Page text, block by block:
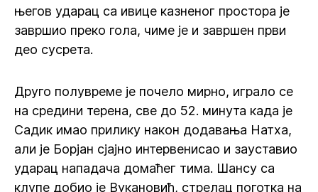
његов ударац са ивице казненог простора је
завршио преко гола, чиме је и завршен први
део сусрета.
Друго полувреме је почело мирно, играло се
на средини терена, све до 52. минута када је
Садик имао прилику након додавања Натха,
али је Борјан сјајно интервенисао и зауставио
ударац нападача домаћег тима. Шансу са
клупе добио је Вукановић, стрелац поготка на